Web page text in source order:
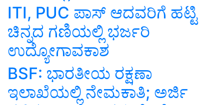
ITI, PUC ಪಾಸ್ ಆದವರಿಗೆ ಹಟ್ಟಿ
ಚಿನ್ನದ ಗಣಿಯಲ್ಲಿ ಭರ್ಜರಿ
ಉದ್ಯೋಗಾವಕಾಶ
BSF: ಭಾರತೀಯ ರಕ್ಷಣಾ
ಇಲಾಖೆಯಲ್ಲಿ ನೇಮಕಾತಿ; ಅರ್ಜಿ